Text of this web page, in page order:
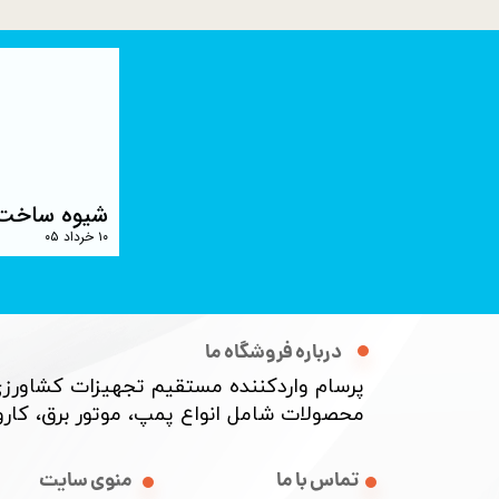
آشنایی با نسلهای جدید رادار :
درباره فروشگاه ما
پرسام واردکننده مستقیم تجهیزات
محصولات شامل انواع پمپ، موتور برق،
منوی سایت تماس با ما